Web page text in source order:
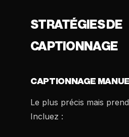
STRATÉGIES DE
CAPTIONNAGE
CAPTIONNAGE
Le plus précis mais
Incluez :